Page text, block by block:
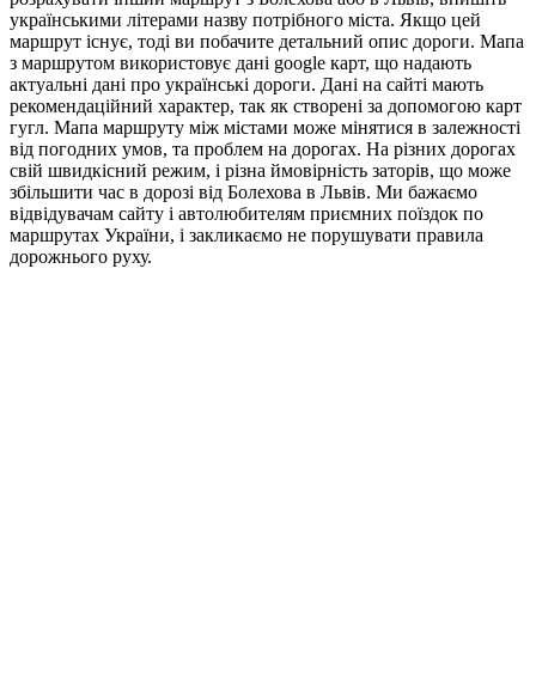
українськими літерами назву потрібного міста. Якщо цей
маршрут існує, тоді ви побачите детальний опис дороги. Мапа
з маршрутом використовує дані google карт, що надають
актуальні дані про українські дороги. Дані на сайті мають
рекомендаційний характер, так як створені за допомогою карт
гугл. Мапа маршруту між містами може мінятися в залежності
від погодних умов, та проблем на дорогах. На різних дорогах
свій швидкісний режим, і різна ймовірність заторів, що може
збільшити час в дорозі від Болехова в Львів. Ми бажаємо
відвідувачам сайту і автолюбителям приємних поїздок по
маршрутах України, і закликаємо не порушувати правила
дорожнього руху.